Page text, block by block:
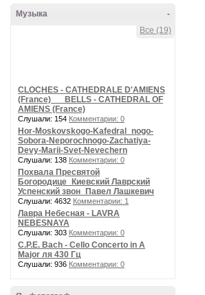
-
Музыка
Все (19)
CLOCHES - CATHEDRALE D'AMIENS
(France) __ BELLS - CATHEDRAL OF
AMIENS (France)
Слушали: 154 Комментарии: 0
Hor-Moskovskogo-Kafedral_nogo-
Sobora-Neporochnogo-Zachatiya-
Devy-Marii-Svet-Nevechern
Слушали: 138 Комментарии: 0
Похвала Пресвятой
Богородице_Киевский Лаврский
Успенский звон_Павел Лашкевич
Слушали: 4632 Комментарии: 1
Лавра Небесная - LAVRA
NEBESNAYA
Слушали: 303 Комментарии: 0
C.P.E. Bach - Cello Concerto in A
Major ля 430 Гц
Слушали: 936 Комментарии: 0